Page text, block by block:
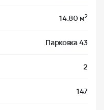
14.80 м2
Парковка 43
2
147